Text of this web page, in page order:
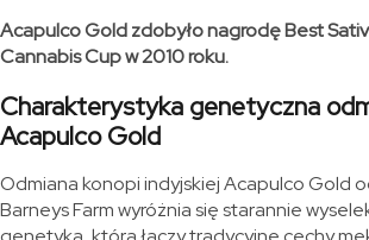
Acapulco Gold zdobyło nagrodę Best
Cannabis Cup w 2010 roku.
Charakterystyka genetyczna
Acapulco Gold
Odmiana konopi indyjskiej Acapulco Gold
Barneys Farm wyróżnia się starannie